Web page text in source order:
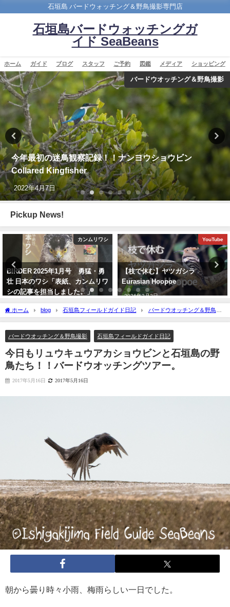
石垣島 バードウォッチング＆野鳥撮影専門店
石垣島バードウォッチングガ
イド SeaBeans
ホーム ガイド ブログ スタッフ ご予約 図鑑 メディア ショッピング
YouTube
【枝で休む】ヤツガシラ Eurasian Hoopoe
2026年3月3日
Pickup News!
YouTube
【枝で休む】ヤツガシラ
Eurasian Hoopoe
2026年3月3日
YouTube
【日本初記録種（２例目）】 石垣
島初記録 ニシブッポウソウ
European roller
ホーム blog 石垣島フィールドガイド日記
バードウオッチング＆野鳥撮
影
今日もリュウキュウアカショウビンと石垣島の野鳥たち！！バードウオッチン
バードウオッチング＆野鳥撮影
石垣島フィールドガイド日記
今日もリュウキュウアカショウビンと石垣島の野
鳥たち！！バードウオッチングツアー。
2017年5月16日 2017年5月16日
朝から曇り時々小雨、梅雨らしい一日でした。